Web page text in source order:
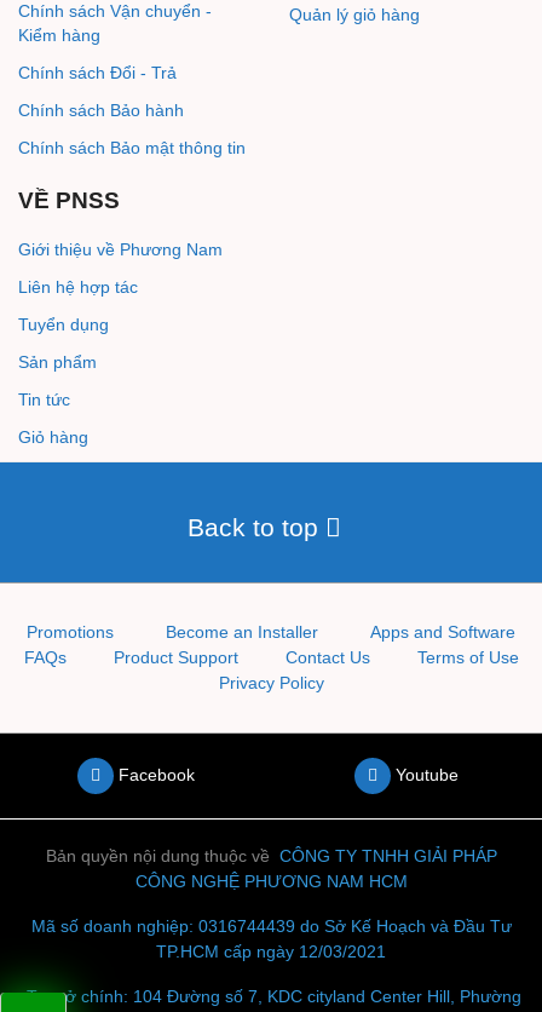
Chính sách Vận chuyển -
Kiểm hàng
Chính sách Đổi - Trả
Chính sách Bảo hành
Chính sách Bảo mật thông tin
Quản lý giỏ hàng
VỀ PNSS
Giới thiệu về Phương Nam
Liên hệ hợp tác
Tuyển dụng
Sản phẩm
Tin tức
Giỏ hàng
Back to top
Promotions Become an Installer
Apps and Software
FAQs
Product Support Contact Us
Terms of Use
Privacy Policy
Facebook Youtube
Bản quyền nội dung thuộc về CÔNG TY TNHH GIẢI PHÁP
CÔNG NGHỆ PHƯƠNG NAM HCM
Mã số doanh nghiệp: 0316744439 do Sở Kế Hoạch và Đầu Tư
TP.HCM cấp ngày 12/03/2021
Trụ sở chính: 104 Đường số 7, KDC cityland Center Hill, Phường